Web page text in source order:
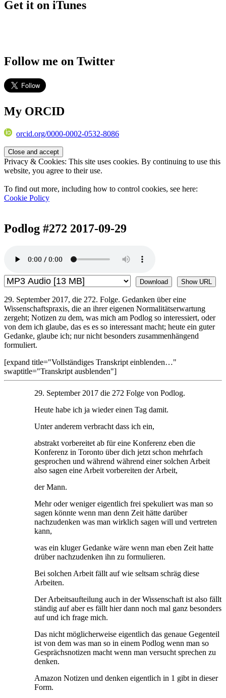
Get it on iTunes
Follow me on Twitter
My ORCID
orcid.org/0000-0002-0532-8086
Privacy & Cookies: This site uses cookies. By continuing to use this
website, you agree to their use.
To find out more, including how to control cookies, see here:
Cookie Policy
Podlog #272 2017-09-29
Download Show URL
29. September 2017, die 272. Folge. Gedanken über eine
Wissenschaftspraxis, die an ihrer eigenen Normalitätserwartung
zergeht; Notizen zu dem, was mich am Podlog so interessiert, oder
von dem ich glaube, das es es so interessant macht; heute ein guter
Gedanke, glaube ich; nur nicht besonders zusammenhängend
formuliert.
[expand title="Vollständiges Transkript einblenden…"
swaptitle="Transkript ausblenden"]
29. September 2017 die 272 Folge von Podlog.
Heute habe ich ja wieder einen Tag damit.
Unter anderem verbracht dass ich ein,
abstrakt vorbereitet ab für eine Konferenz eben die
Konferenz in Toronto über dich jetzt schon mehrfach
gesprochen und während während einer solchen Arbeit
also sagen eine Arbeit vorbereiten der Arbeit,
der Mann.
Mehr oder weniger eigentlich frei spekuliert was man so
sagen könnte wenn man denn Zeit hätte darüber
nachzudenken was man wirklich sagen will und vertreten
kann,
was ein kluger Gedanke wäre wenn man eben Zeit hatte
drüber nachzudenken ihn zu formulieren.
Bei solchen Arbeit fällt auf wie seltsam schräg diese
Arbeiten.
Der Arbeitsaufteilung auch in der Wissenschaft ist also fällt
ständig auf aber es fällt hier dann noch mal ganz besonders
auf und ich frage mich.
Das nicht möglicherweise eigentlich das genaue Gegenteil
ist von dem was man so in einem Podlog wenn man so
Gesprächsnotizen macht wenn man versucht sprechen zu
denken.
Amazon Notizen und denken eigentlich in 1 gibt in dieser
Form.